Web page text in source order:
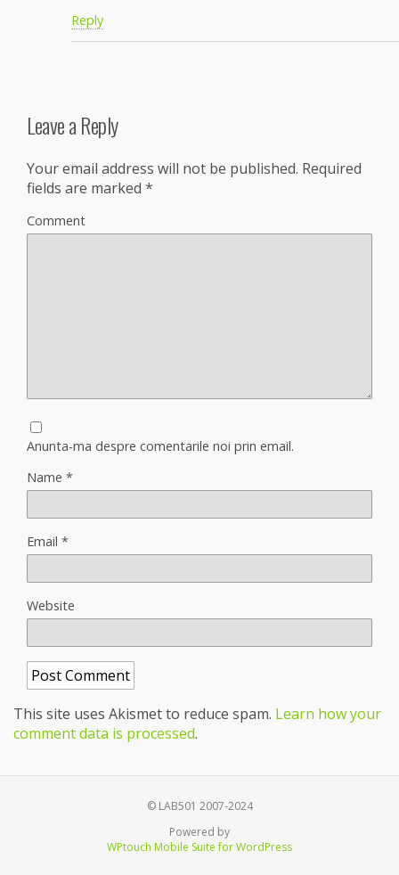
Reply
Leave a Reply
Your email address will not be published. Required
fields are marked *
Comment
Anunta-ma despre comentarile noi prin email.
Name *
Email *
Website
This site uses Akismet to reduce spam. Learn how your
comment data is processed.
© LAB501 2007-2024
Powered by
WPtouch Mobile Suite for WordPress